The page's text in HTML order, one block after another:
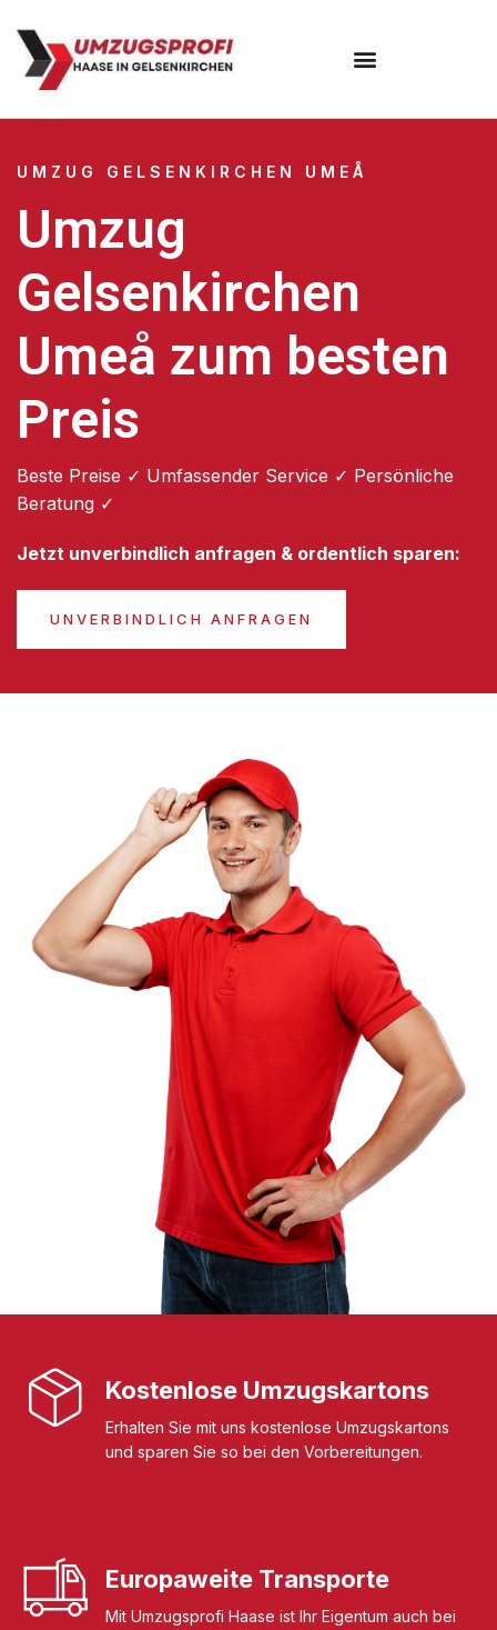
UMZUG GELSENKIRCHEN UMEÅ
Umzug
Gelsenkirchen
Umeå zum besten
Preis
Beste Preise ✓ Umfassender Service ✓ Persönliche
Beratung ✓
Jetzt unverbindlich anfragen & ordentlich sparen:
UNVERBINDLICH ANFRAGEN
Kostenlose Umzugskartons
Erhalten Sie mit uns kostenlose Umzugskartons
und sparen Sie so bei den Vorbereitungen.
Europaweite Transporte
Mit Umzugsprofi Haase ist Ihr Eigentum auch bei